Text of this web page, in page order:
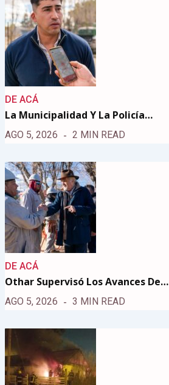
DE ACÁ
La Municipalidad Y La Policía…
AGO 5, 2026 2 MIN READ
DE ACÁ
Othar Supervisó Los Avances De…
AGO 5, 2026 3 MIN READ